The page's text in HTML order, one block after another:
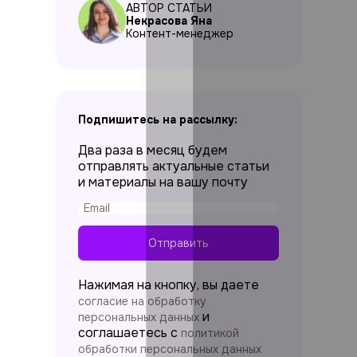
АВТОР СТАТЬИ
Некрасова Яна
Контент-менеджер
Подпишитесь на рассылку:
Два раза в месяц будем
отправлять актуальные статьи
и материалы на вашу почту
Отправить
Нажимая на кнопку, вы даете
согласие на обработку
персональных данных и
соглашаетесь c политикой
обработки персональных данных